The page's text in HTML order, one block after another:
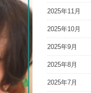
2025年11月
2025年10月
2025年9月
2025年8月
2025年7月